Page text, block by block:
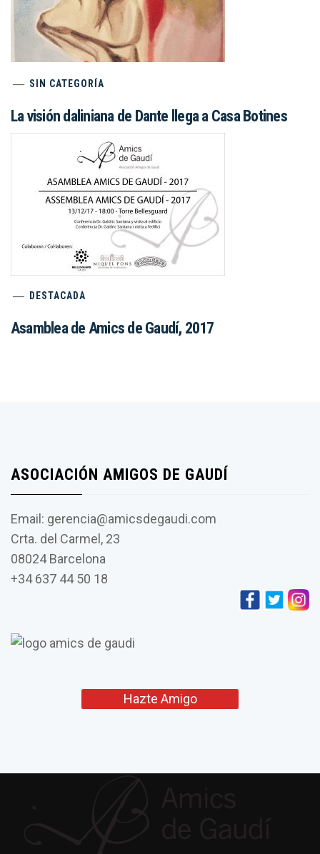
SIN CATEGORÍA
La visión daliniana de Dante llega a Casa Botines
DESTACADA
Asamblea de Amics de Gaudí, 2017
ASOCIACIÓN AMIGOS DE GAUDÍ
Email: gerencia@amicsdegaudi.com
Crta. del Carmel, 23
08024 Barcelona
+34 637 44 50 18
Hazte Amigo